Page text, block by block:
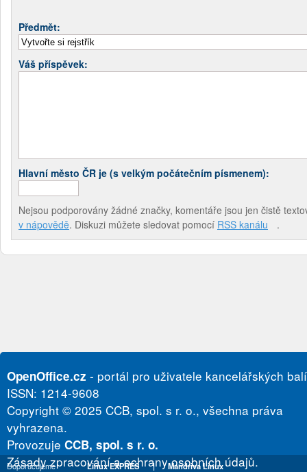
Předmět:
Váš příspěvek:
Hlavní město ČR je (s velkým počátečním písmenem):
Nejsou podporovány žádné značky, komentáře jsou jen čistě
v nápovědě. Diskuzi můžete sledovat pomocí RSS kanálu .
OpenOffice.cz - portál pro uživatele kancelářských
ISSN: 1214-9608
Copyright © 2025 CCB, spol. s r. o., všechna práva
vyhrazena.
Provozuje CCB, spol. s r. o.
Zásady zpracování a ochrany osobních údajů.
Doporučujeme Linux EXPRES | Mandriva Linux